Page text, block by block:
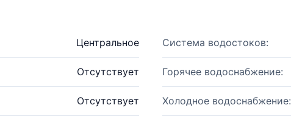
Центральное Система водостоков:
Отсутствует Горячее водоснабжение:
Отсутствует Холодное водоснабжение: